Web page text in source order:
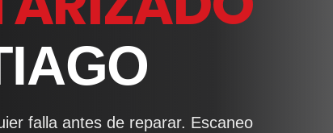
falla antes de reparar. Escaneo